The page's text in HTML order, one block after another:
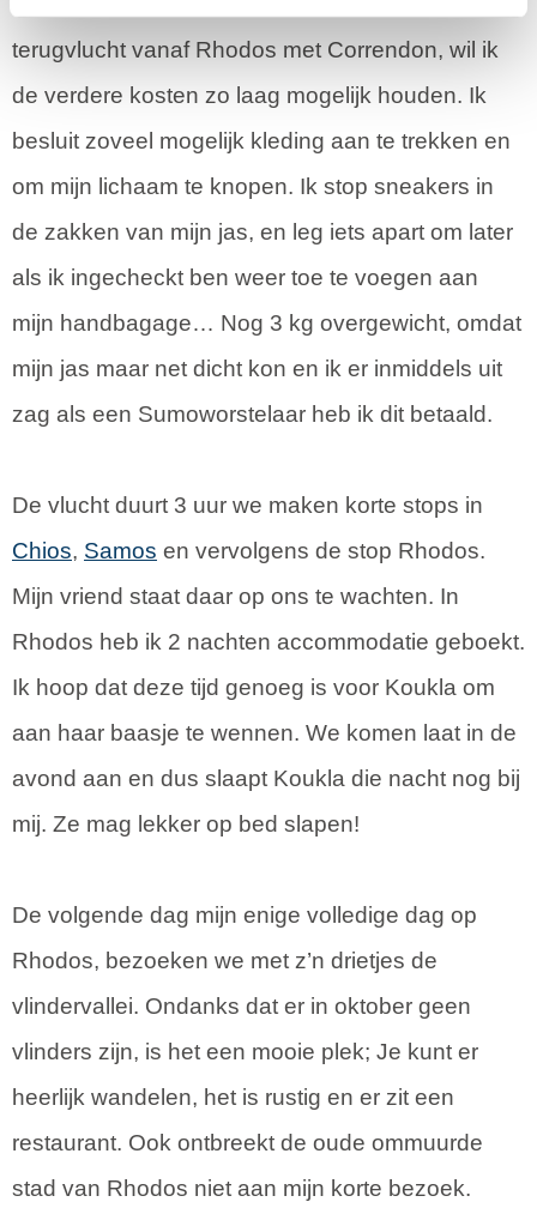
terugvlucht vanaf Rhodos met Correndon, wil ik
de verdere kosten zo laag mogelijk houden. Ik
besluit zoveel mogelijk kleding aan te trekken en
om mijn lichaam te knopen. Ik stop sneakers in
de zakken van mijn jas, en leg iets apart om later
als ik ingecheckt ben weer toe te voegen aan
mijn handbagage… Nog 3 kg overgewicht, omdat
mijn jas maar net dicht kon en ik er inmiddels uit
zag als een Sumoworstelaar heb ik dit betaald.
De vlucht duurt 3 uur we maken korte stops in
Chios, Samos en vervolgens de stop Rhodos.
Mijn vriend staat daar op ons te wachten. In
Rhodos heb ik 2 nachten accommodatie geboekt.
Ik hoop dat deze tijd genoeg is voor Koukla om
aan haar baasje te wennen. We komen laat in de
avond aan en dus slaapt Koukla die nacht nog bij
mij. Ze mag lekker op bed slapen!
De volgende dag mijn enige volledige dag op
Rhodos, bezoeken we met z’n drietjes de
vlindervallei. Ondanks dat er in oktober geen
vlinders zijn, is het een mooie plek; Je kunt er
heerlijk wandelen, het is rustig en er zit een
restaurant. Ook ontbreekt de oude ommuurde
stad van Rhodos niet aan mijn korte bezoek.